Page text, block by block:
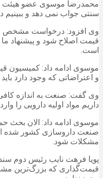
محمدرضا موسوی عضو هیئت
سنتی جواب نمی دهد و ببینیم
وی افزود: درخواست مشخص
قیمت اصلاح شود و پیشنهاد
است.
موسوی ادامه داد: کمیسیون
و اعتراضاتی که وجود دارد
داریم مواد اولیه دارویی را
موسوی ادامه داد: الان بحث
صنعت داروسازی کشور شده
مشکلات شود.
پویا فرهت نایب رئیس دوم
قیمت‌گذاری که بزرگ‌ترین